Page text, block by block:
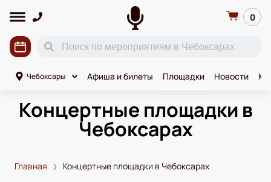
0
Чебоксары Афиша и билеты Площадки Новости
Концертные площадки в
Чебоксарах
Главная Концертные площадки в Чебоксарах